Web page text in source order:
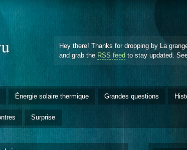
Hey there! Thanks for dropping by La
and grab the RSS feed to stay updated.
Énergie solaire thermique Grandes questions
Surprise